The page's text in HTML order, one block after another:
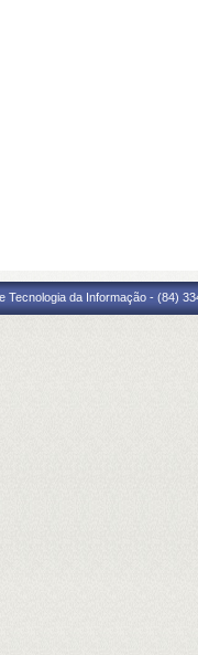
Tecnologia da Informação - (84)